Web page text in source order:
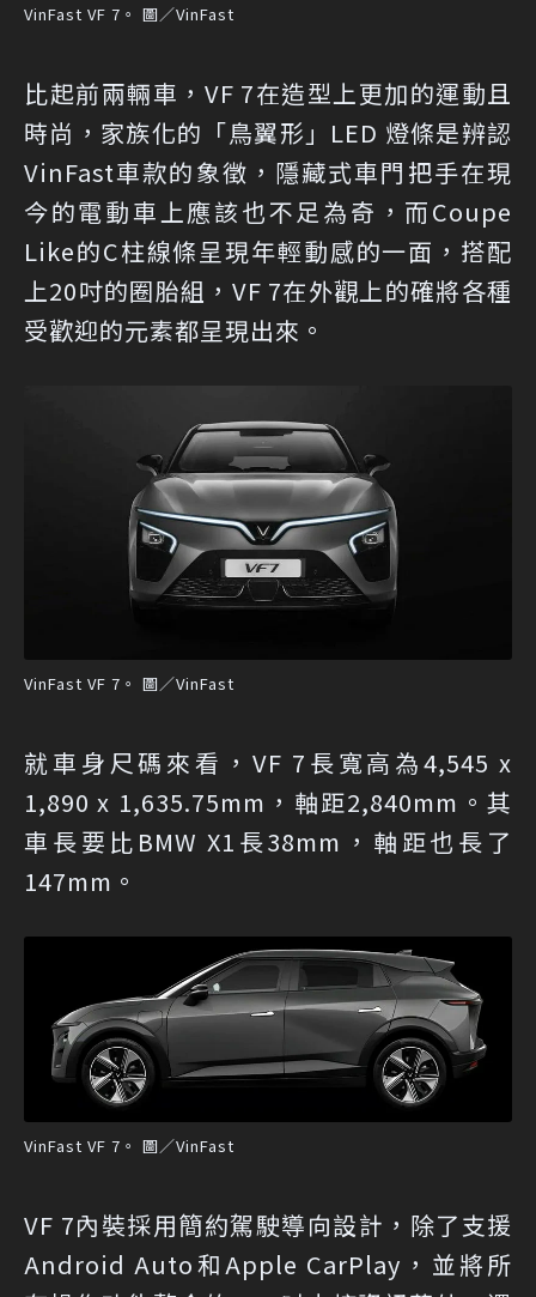
VinFast VF 7。 圖／VinFast
比起前兩輛車，VF 7在造型上更加的運動且
時尚，家族化的「鳥翼形」LED 燈條是辨認
VinFast車款的象徵，隱藏式車門把手在現
今的電動車上應該也不足為奇，而Coupe
Like的C柱線條呈現年輕動感的一面，搭配
上20吋的圈胎組，VF 7在外觀上的確將各種
受歡迎的元素都呈現出來。
VinFast VF 7。 圖／VinFast
就車身尺碼來看，VF 7長寬高為4,545 x
1,890 x 1,635.75mm，軸距2,840mm。其
車長要比BMW X1長38mm，軸距也長了
147mm。
VinFast VF 7。 圖／VinFast
VF 7內裝採用簡約駕駛導向設計，除了支援
Android Auto和Apple CarPlay，並將所